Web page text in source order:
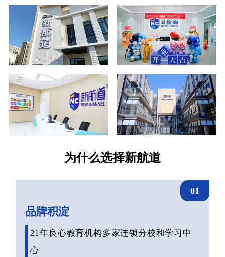
为什么选择新航道
01
品牌积淀
21年良心教育机构多家连锁分校和学习中
心